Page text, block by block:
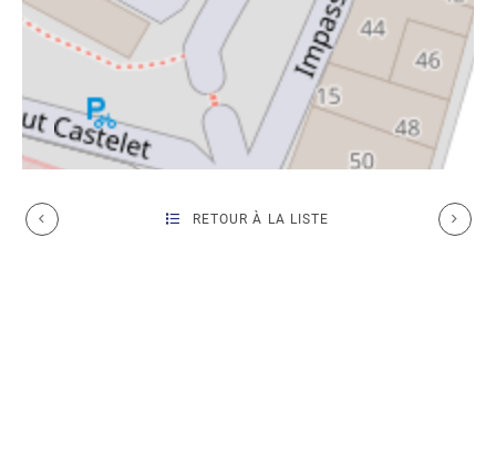
RETOUR À LA LISTE